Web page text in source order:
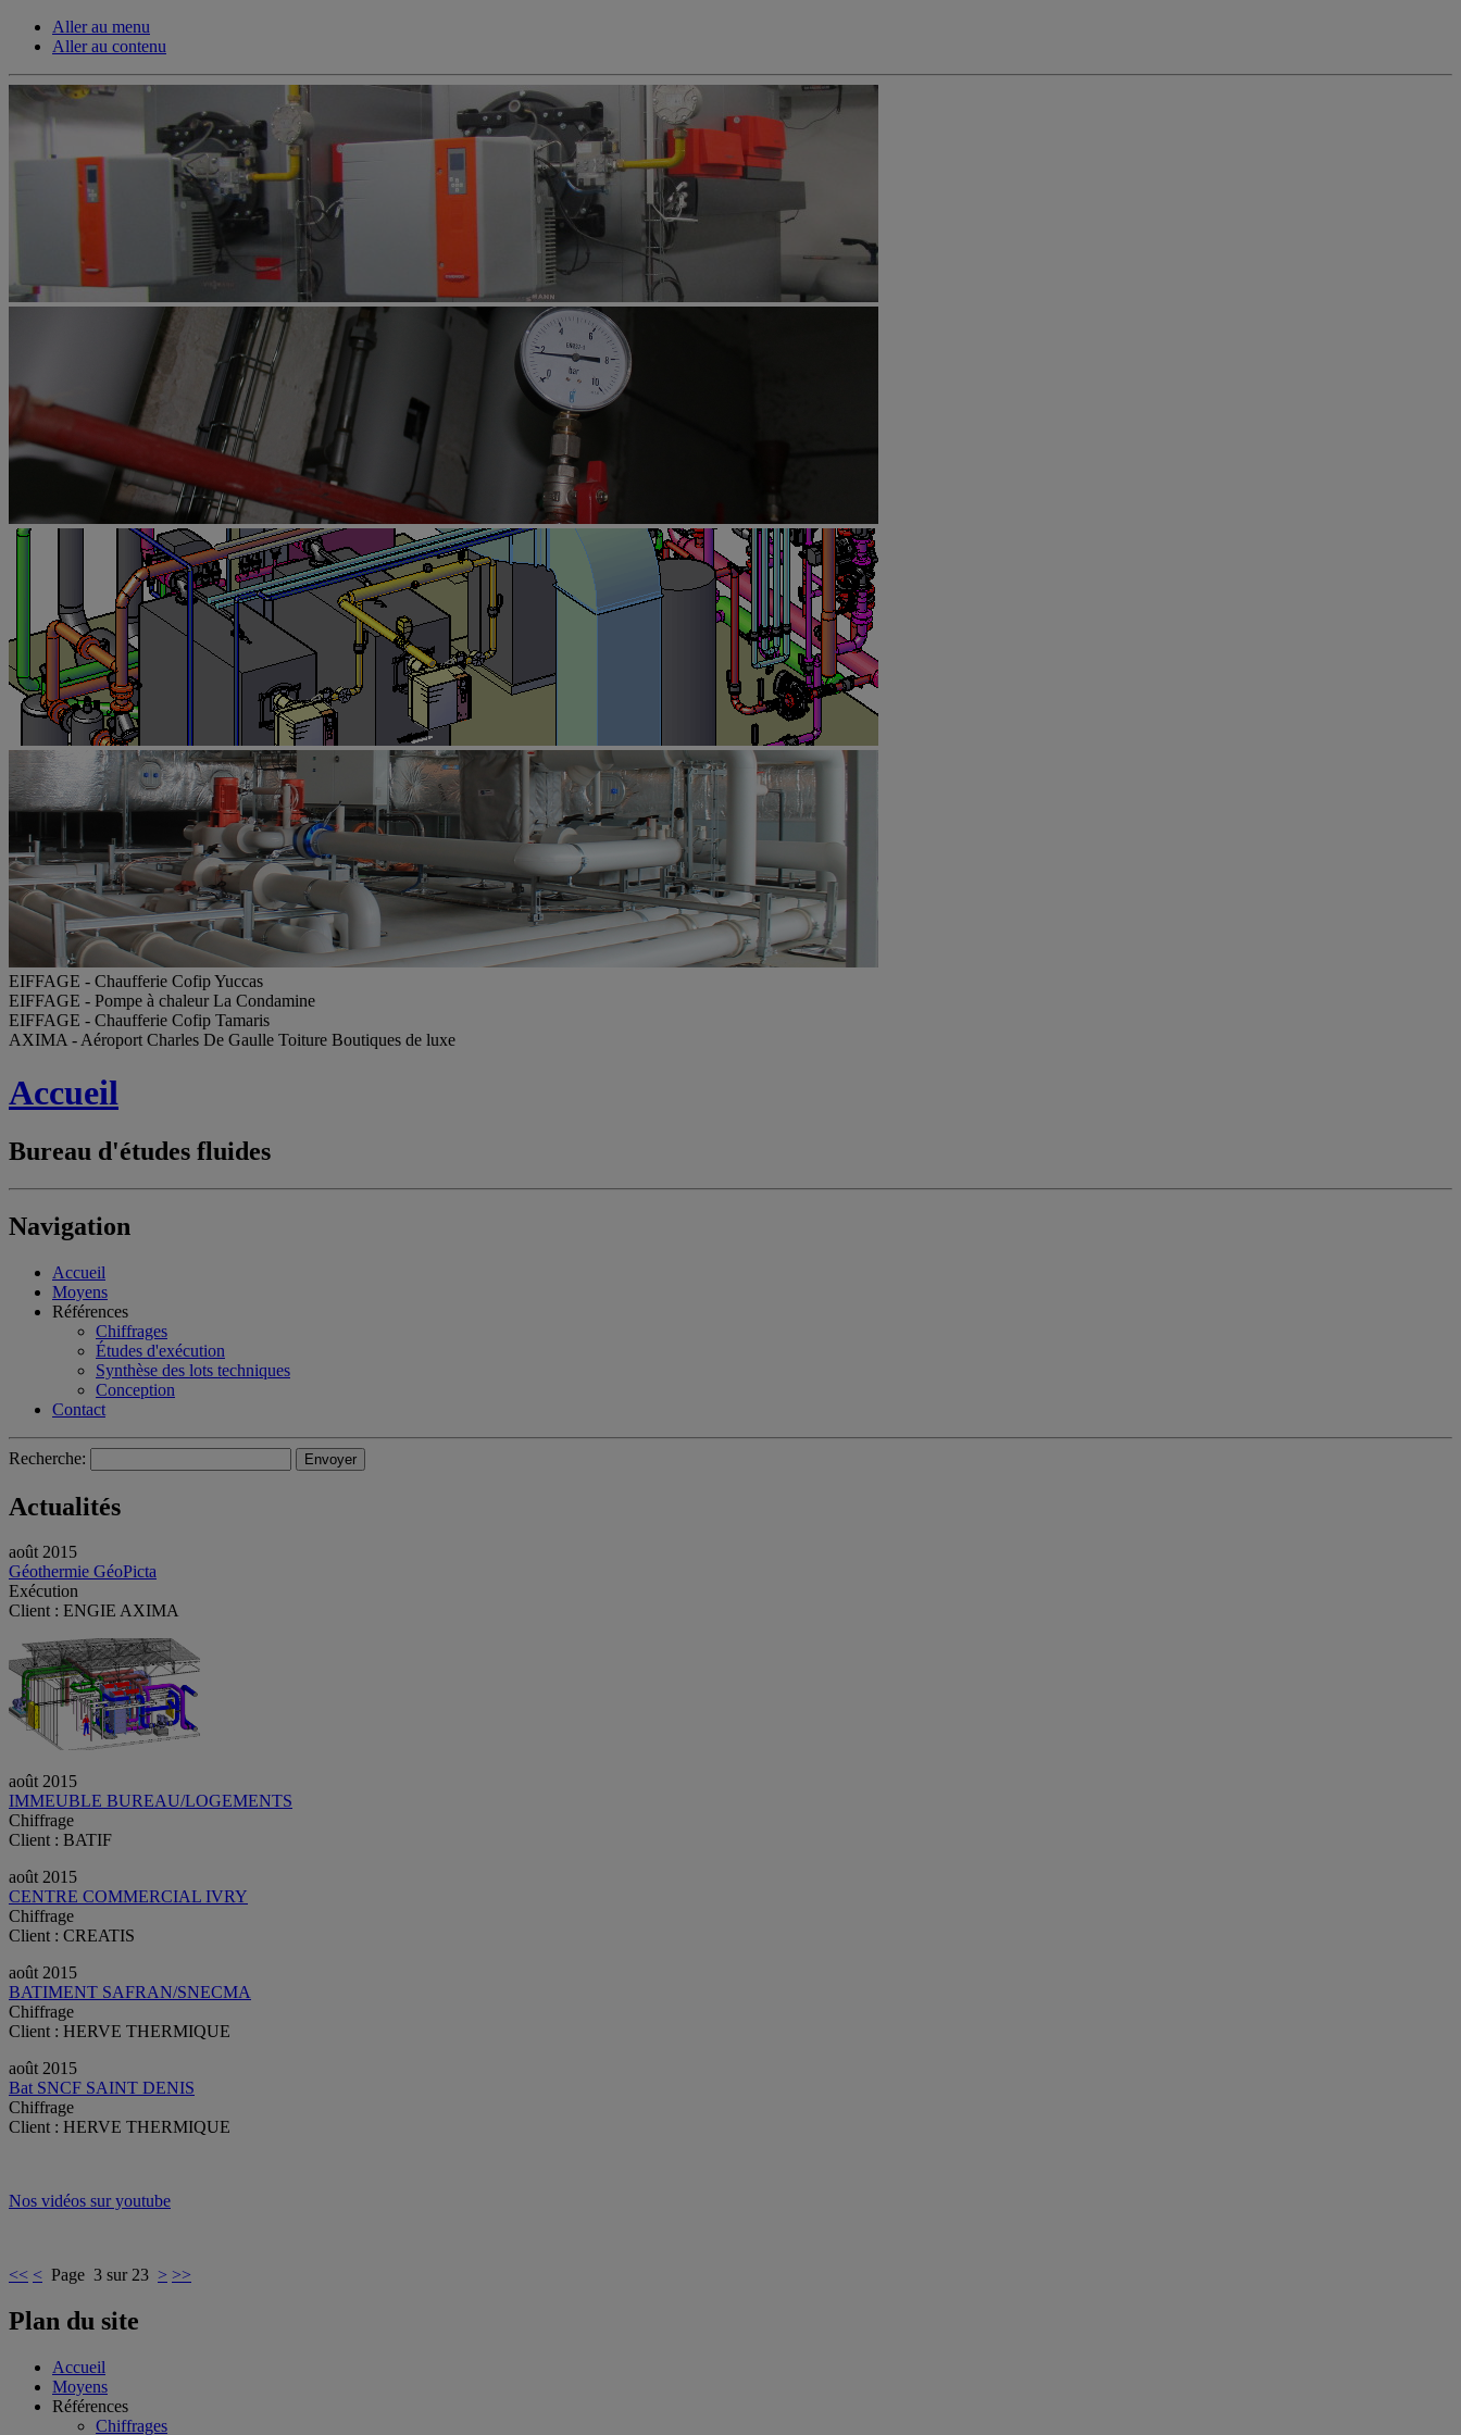
Aller au menu
Aller au contenu
EIFFAGE - Chaufferie Cofip Yuccas
EIFFAGE - Pompe à chaleur La Condamine
EIFFAGE - Chaufferie Cofip Tamaris
AXIMA - Aéroport Charles De Gaulle Toiture Boutiques de luxe
Accueil
Bureau d'études fluides
Navigation
Accueil
Moyens
Références
Chiffrages
Études d'exécution
Synthèse des lots techniques
Conception
Contact
Recherche:
Actualités
août 2015
Géothermie GéoPicta
Exécution
Client : ENGIE AXIMA
août 2015
IMMEUBLE BUREAU/LOGEMENTS
Chiffrage
Client : BATIF
août 2015
CENTRE COMMERCIAL IVRY
Chiffrage
Client : CREATIS
août 2015
BATIMENT SAFRAN/SNECMA
Chiffrage
Client : HERVE THERMIQUE
août 2015
Bat SNCF SAINT DENIS
Chiffrage
Client : HERVE THERMIQUE
Nos vidéos sur youtube
<< < Page 3 sur 23 > >>
Plan du site
Accueil
Moyens
Références
Chiffrages